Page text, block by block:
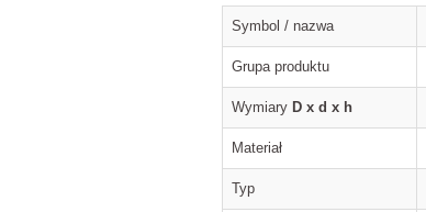
Symbol / nazwa
Grupa produktu
Wymiary D x d x h
Materiał
Typ